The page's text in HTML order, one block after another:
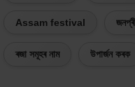
Assam festival
ৰজা সমূহৰ নাম উপাৰ্জন কৰক